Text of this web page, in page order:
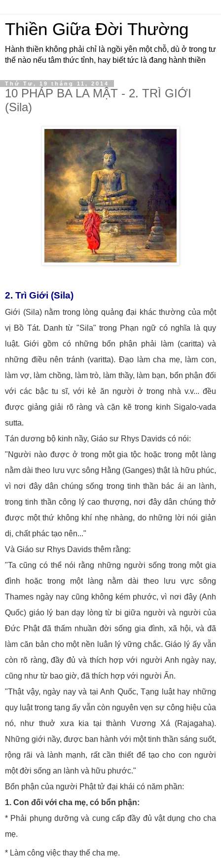
Thiền Giữa Đời Thường
Hành thiền không phải chỉ là ngồi yên một chỗ, dù ở trong tư
thế nào nếu tâm thức tỉnh, hay biết tức là đang hành thiền
Thứ Tư, 19 tháng 11, 2014
10 PHÁP BA LA MẬT - 2. TRÌ GIỚI
(Sila)
2. Trì Giới (Sila)
Giới (Sila) nằm trong lòng quảng đại khác thường của một
vị Bồ Tát. Danh từ "Sila" trong Phạn ngữ có nghĩa là quy
luật. Giới gồm có những bổn phận phải làm (caritta) và
những điều nên tránh (varitta). Đạo làm cha mẹ, làm con,
làm vợ, làm chồng, làm trò, làm thầy, làm bạn, bổn phận đối
với các bậc tu sĩ, với kẻ ăn người ở trong nhà v.v... đều
được giảng giải rõ ràng và cặn kẽ trong kinh Sigalo-vada
sutta.
Tán dương bộ kinh nầy, Giáo sư Rhys Davids có nói:
"Người nào được ở trong một gia tộc hoặc trong một làng
nằm dài theo lưu vực sông Hằng (Ganges) thật là hữu phúc,
vì nơi đây dân chúng sống trong tinh thần bác ái an lành,
trong tinh thần công lý cao thượng, nơi đây dân chúng thở
được một thứ không khí nhẹ nhàng, do những lời nói giản
dị, chất phác tạo nên..."
Và Giáo sư Rhys Davids thêm rằng:
"Ta cũng có thể nói rằng những người sống trong một gia
đình hoặc trong một làng nằm dài theo lưu vực sông
Thames ngày nay cũng không kém phước, vì nơi đây (Anh
Quốc) giáo lý ban dạy lòng từ bi giữa người và người của
Đức Phật đã thấm nhuần đời sống gia đình, xã hội, và đã
làm căn bản cho một nền luân lý vững chắc. Giáo lý ấy vẫn
còn rõ ràng, đầy đủ và thích hợp với người Anh ngày nay,
cũng như từ bao giờ, đã thích hợp với người Ấn.
"Thật vậy, ngày nay và tại Anh Quốc, Tạng luật hay những
quy luật trong tạng ấy vẫn còn nguyên vẹn sự công hiệu của
nó, như thuở xưa kia tại thành Vương Xá (Rajagaha).
Những giới nầy, được ban hành với một tinh thần sáng suốt,
rộng rãi và lành mạnh, rất cần thiết để tạo cho con người
một đời sống an lành và hữu phước."
Bổn phận của người Phật tử đại khái có năm phần:
1. Con đối với cha mẹ, có bổn phận:
* Phải phụng dưỡng và cung cấp đầy đủ vật dụng cho cha
mẹ.
* Làm công việc thay thế cha mẹ.